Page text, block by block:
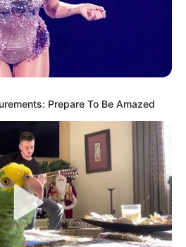
Prepare To Be Amazed